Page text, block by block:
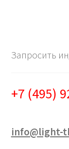
Запросить
+7 (495)
info@light-